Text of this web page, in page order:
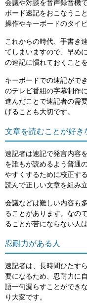
会議や対談を音声録音機
ボード速記をおこなうこ
操作やキーボードのタイ
これからの時代、手書き
てしまいますので、早め
の速記に慣れておくこと
キーボードでの速記がで
のテレビ番組の字幕制作
進んだことで速記者の需
げることも大切です。
文章を読むことが好き
速記者は速記で発言内容
を誰もが読めるよう普通
やすくするために校正す
読んで正しい文章を組み
会議などは難しい内容も
ることがあります。なの
ることが苦にならない人
忍耐力がある人
速記者は、長時間ひたす
要になるため、忍耐力に
語一句漏らすことができ
り大変です。